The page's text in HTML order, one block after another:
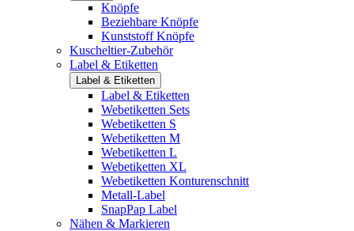
Knöpfe
Beziehbare Knöpfe
Kunststoff Knöpfe
Kuscheltier-Zubehör
Label & Etiketten
Label & Etiketten
Label & Etiketten
Webetiketten Sets
Webetiketten S
Webetiketten M
Webetiketten L
Webetiketten XL
Webetiketten Konturenschnitt
Metall-Label
SnapPap Label
Nähen & Markieren